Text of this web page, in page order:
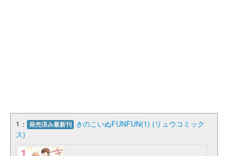
1： 発売済み最新刊 きのこいぬFUNFUN(1) (リュウコミック
ス)